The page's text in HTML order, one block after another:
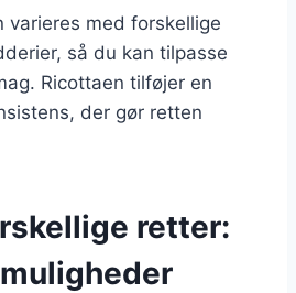
varieres med forskellige
så du kan tilpasse
Ricottaen tilføjer en
der gør retten
retter: